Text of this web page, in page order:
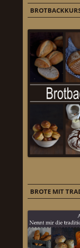
BROTE MIT